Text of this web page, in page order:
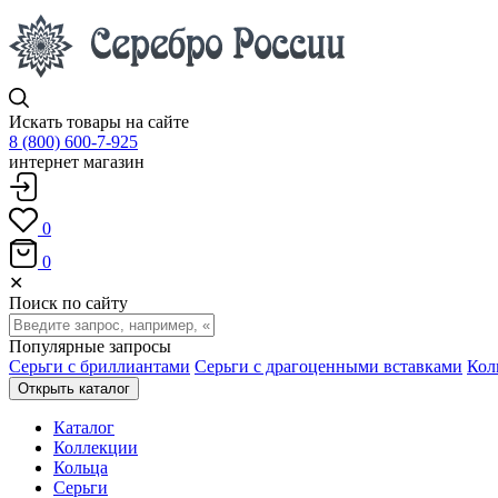
Искать товары на сайте
8 (800) 600-7-925
интернет магазин
0
0
✕
Поиск по сайту
Популярные запросы
Серьги с бриллиантами Серьги с драгоценными вставками
Открыть каталог
Каталог
Коллекции
Кольца
Серьги